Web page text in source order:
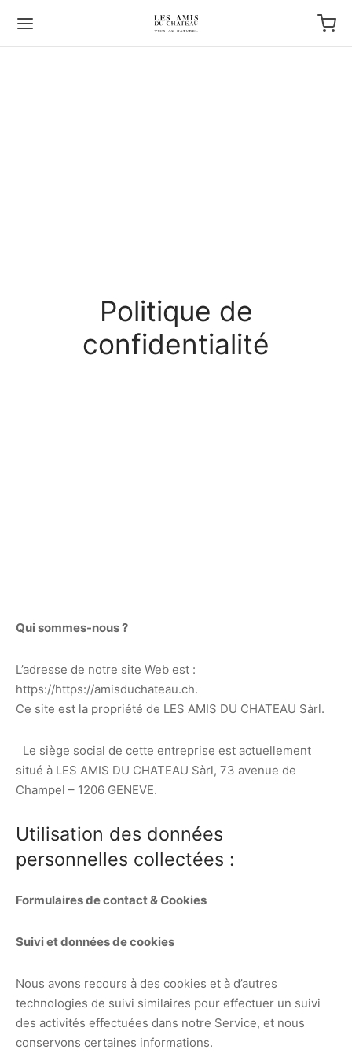
Politique de
confidentialité
Qui sommes-nous ?
L’adresse de notre site Web est :
https://https://amisduchateau.ch.
Ce site est la propriété de LES AMIS DU CHATEAU Sàrl.
Le siège social de cette entreprise est actuellement
situé à LES AMIS DU CHATEAU Sàrl, 73 avenue de
Champel – 1206 GENEVE.
Utilisation des données
personnelles collectées :
Formulaires de contact & Cookies
Suivi et données de cookies
Nous avons recours à des cookies et à d’autres
technologies de suivi similaires pour effectuer un suivi
des activités effectuées dans notre Service, et nous
conservons certaines informations.